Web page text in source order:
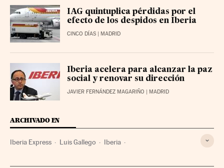
IAG quintuplica pérdidas por el
efecto de los despidos en Iberia
CINCO DÍAS | MADRID
Iberia acelera para alcanzar la paz
social y renovar su dirección
JAVIER FERNÁNDEZ MAGARIÑO | MADRID
ARCHIVADO EN
Iberia Express Luis Gallego Iberia